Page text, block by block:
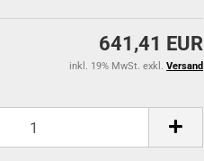
641,41 EUR
inkl. 19% MwSt. exkl. Versand